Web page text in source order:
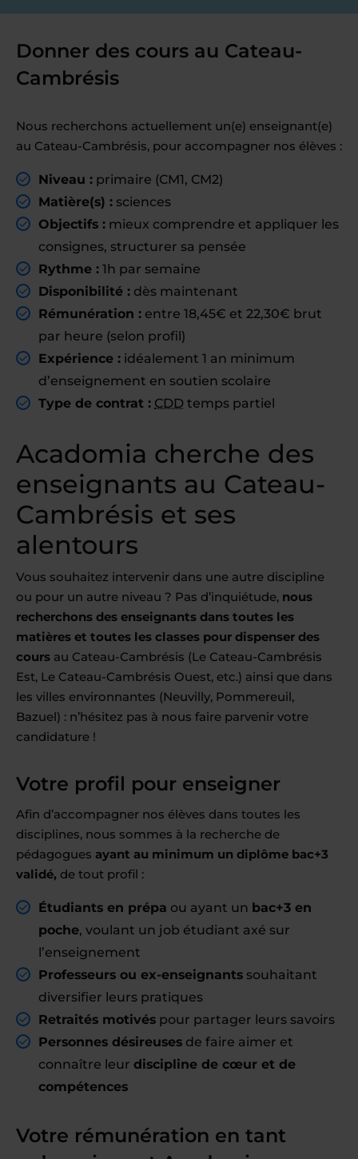
Donner des cours au Cateau-
Cambrésis
Nous recherchons actuellement un(e) enseignant(e)
au Cateau-Cambrésis, pour accompagner nos élèves :
Niveau : primaire (CM1, CM2)
Matière(s) : sciences
Objectifs : mieux comprendre et appliquer les
consignes, structurer sa pensée
Rythme : 1h par semaine
Disponibilité : dès maintenant
Rémunération : entre 18,45€ et 22,30€ brut
par heure (selon profil)
Expérience : idéalement 1 an minimum
d’enseignement en soutien scolaire
Type de contrat : CDD temps partiel
Acadomia cherche des
enseignants au Cateau-
Cambrésis et ses
alentours
Vous souhaitez intervenir dans une autre discipline
ou pour un autre niveau ? Pas d’inquiétude, nous
recherchons des enseignants dans toutes les
matières et toutes les classes pour dispenser des
cours au Cateau-Cambrésis (Le Cateau-Cambrésis
Est, Le Cateau-Cambrésis Ouest, etc.) ainsi que dans
les villes environnantes (Neuvilly, Pommereuil,
Bazuel) : n’hésitez pas à nous faire parvenir votre
candidature !
Votre profil pour enseigner
Afin d’accompagner nos élèves dans toutes les
disciplines, nous sommes à la recherche de
pédagogues ayant au minimum un diplôme bac+3
validé, de tout profil :
Étudiants en prépa ou ayant un bac+3 en
poche, voulant un job étudiant axé sur
l’enseignement
Professeurs ou ex-enseignants souhaitant
diversifier leurs pratiques
Retraités motivés pour partager leurs savoirs
Personnes désireuses de faire aimer et
connaître leur discipline de cœur et de
compétences
Votre rémunération en tant